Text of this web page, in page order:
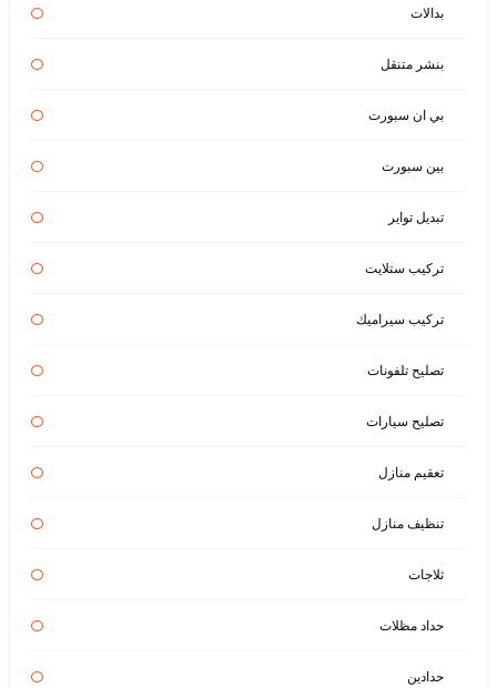
بدالات
بنشر متنقل
بي ان سبورت
بين سبورت
تبديل تواير
تركيب ستلايت
تركيب سيراميك
تصليح تلفونات
تصليح سيارات
تعقيم منازل
تنظيف منازل
ثلاجات
حداد مظلات
حدادين